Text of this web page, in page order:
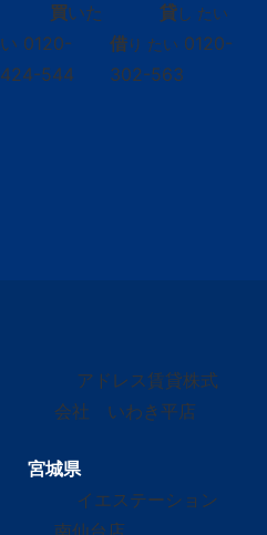
買いた
い 0120-
424-544
貸し たい
借り たい 0120-
302-563
アドレス賃貸株式
会社 いわき平店
宮城県
イエステーション